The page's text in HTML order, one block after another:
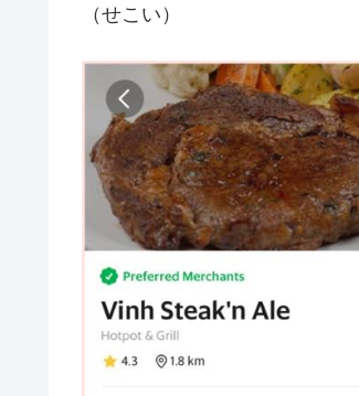
（せこい）